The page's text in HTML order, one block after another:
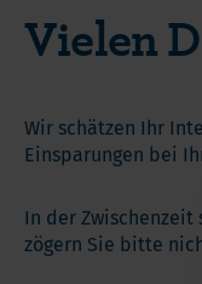
OP
Multivitamin
Multivitamin
Eisen
Vielen
Wir schätzen Ihr
Einsparungen bei
In der Zwischenzeit
zögern Sie bitte